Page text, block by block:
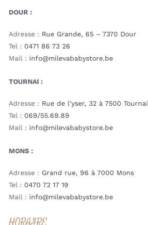
DOUR :
Adresse : Rue Grande, 65 – 7370 Dour
Tel : 0471 86 73 26
Mail : info@milevababystore.be
TOURNAI :
Adresse : Rue de l’yser, 32 à 7500 Tournai
Tel : 069/55.69.89
Mail : info@milevababystore.be
MONS :
Adresse : Grand rue, 96 à 7000 Mons
Tel : 0470 72 17 19
Mail : info@milevababystore.be